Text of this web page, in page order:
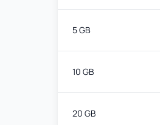
5 GB
10 GB
20 GB